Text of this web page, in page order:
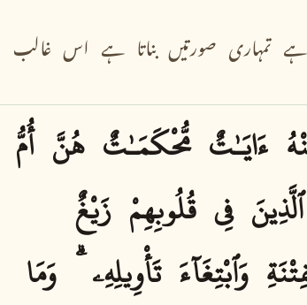
ہے تمہاری صورتیں بناتا ہے اس غالب
ءَايَـٰتٌ مُّحْكَمَـٰتٌ هُنَّ أُمُّ
ٱلَّذِينَ فِى قُلُوبِهِمْ زَيْغٌ
وَٱبْتِغَآءَ تَأْوِيلِهِۦ
وَمَا